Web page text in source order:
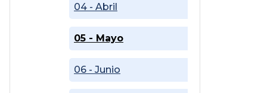
04 - Abril
05 - Mayo
06 - Junio